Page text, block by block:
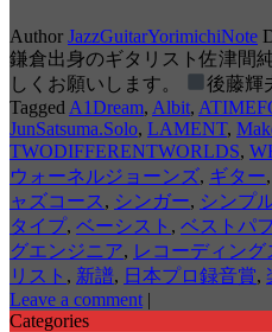
Author JazzGuitarYorimichiNote
鎌倉出身のギタリスト佐津間
しくお願いします。
後藤輝
Tagged A1Dream, Albit,
JunSatsuma.Solo, LAMENT,
TWODIFFERENTWORLDS,
ウォーネルジョーンズ, ギター,
ャズコース , シンガー, シンプ
タイプ, ベーシスト , ベストパ
グエンジニア, レコーディング
リスト , 新譜, 日本プロ録音賞,
Leave a comment |
Categories